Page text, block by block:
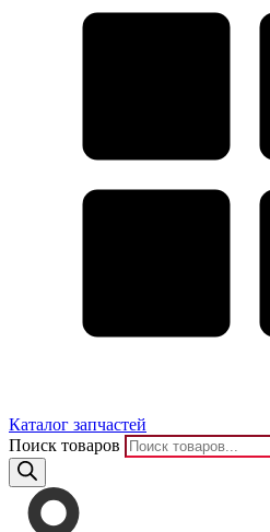
Каталог запчастей
Поиск товаров